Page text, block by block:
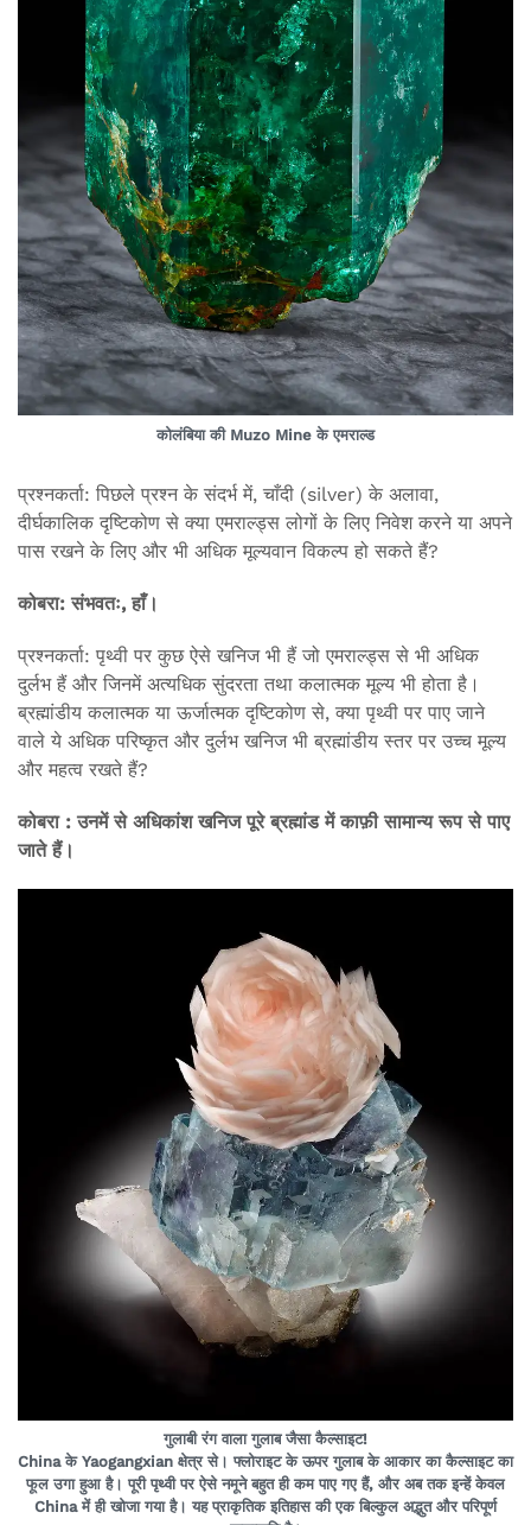
कोलंबिया की Muzo Mine के एमराल्ड
प्रश्नकर्ता: पिछले प्रश्न के संदर्भ में, चाँदी (silver) के अलावा,
दीर्घकालिक दृष्टिकोण से क्या एमराल्ड्स लोगों के लिए निवेश करने या अपने
पास रखने के लिए और भी अधिक मूल्यवान विकल्प हो सकते हैं?
कोबरा: संभवतः, हाँ।
प्रश्नकर्ता: पृथ्वी पर कुछ ऐसे खनिज भी हैं जो एमराल्ड्स से भी अधिक
दुर्लभ हैं और जिनमें अत्यधिक सुंदरता तथा कलात्मक मूल्य भी होता है।
ब्रह्मांडीय कलात्मक या ऊर्जात्मक दृष्टिकोण से, क्या पृथ्वी पर पाए जाने
वाले ये अधिक परिष्कृत और दुर्लभ खनिज भी ब्रह्मांडीय स्तर पर उच्च मूल्य
और महत्व रखते हैं?
कोबरा : उनमें से अधिकांश खनिज पूरे ब्रह्मांड में काफ़ी सामान्य रूप से पाए
जाते हैं।
गुलाबी रंग वाला गुलाब जैसा कैल्साइट!
China के Yaogangxian क्षेत्र से। फ्लोराइट के ऊपर गुलाब के आकार का कैल्साइट का
फूल उगा हुआ है। पूरी पृथ्वी पर ऐसे नमूने बहुत ही कम पाए गए हैं, और अब तक इन्हें केवल
China में ही खोजा गया है। यह प्राकृतिक इतिहास की एक बिल्कुल अद्भुत और परिपूर्ण